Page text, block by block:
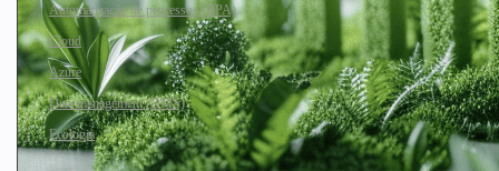
Automatização de processos (BPA)
Cloud
Azure
Data management (DMS)
Ecologia